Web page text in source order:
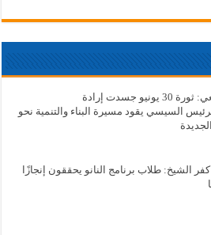
علي الشافعي: ثورة 30 يونيو جسدت إرادة
السيسي يقود مسيرة البناء والتنمية نحو
الشيخ: طلاب برنامج النانو يحققون إنجازًا